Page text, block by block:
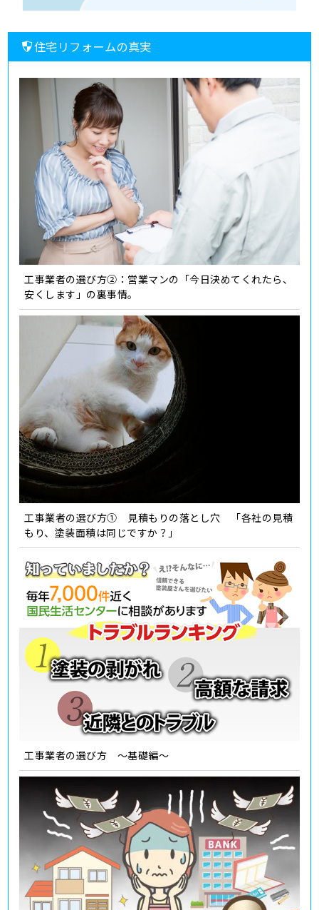
住宅リフォームの真実
工事業者の選び方②：営業マンの「今日決めてくれたら、
安くします」の裏事情。
工事業者の選び方① 見積もりの落とし穴 「各社の見積
もり、塗装面積は同じですか？」
工事業者の選び方 ～基礎編～